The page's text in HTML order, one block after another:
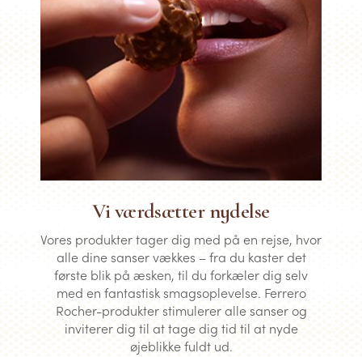
Vi værdsætter nydelse
Vores produkter tager dig med på en rejse, hvor
alle dine sanser vækkes – fra du kaster det
første blik på æsken, til du forkæler dig selv
med en fantastisk smagsoplevelse. Ferrero
Rocher-produkter stimulerer alle sanser og
inviterer dig til at tage dig tid til at nyde
øjeblikke fuldt ud.